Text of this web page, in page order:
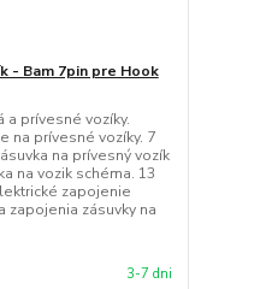
- Bam 7pin pre Hook
a prívesné vozíky.
na prívesné vozíky. 7
na prívesný vozík
na vozik schéma. 13
zapojenie
zapojenia zásuvky na
3-7 dni